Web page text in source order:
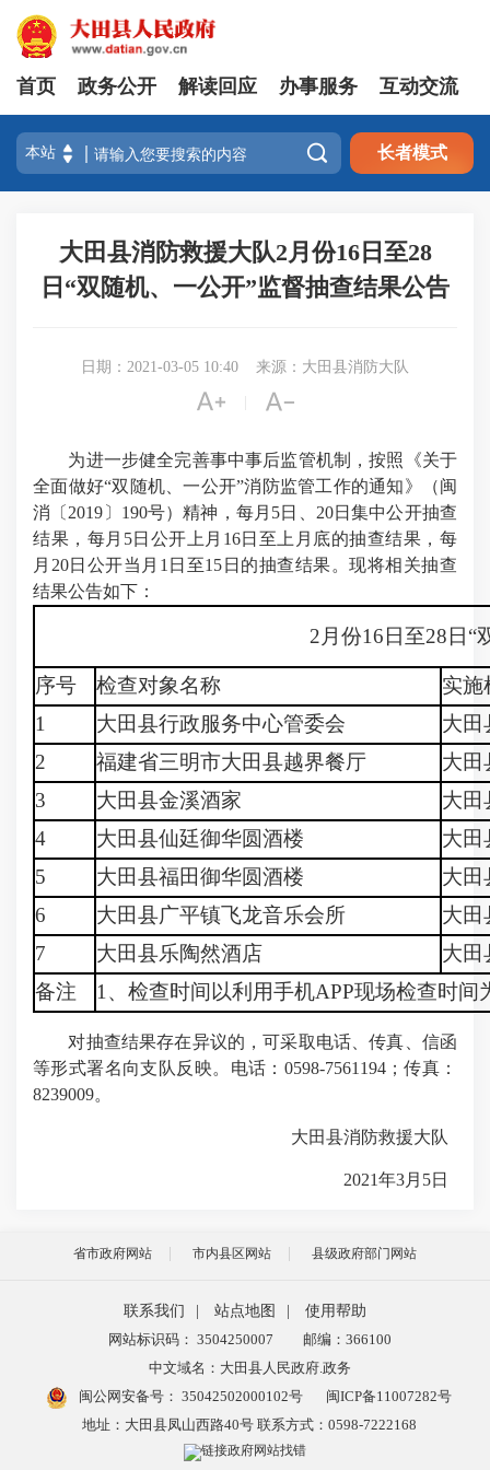
首页 政务公开 解读回应 办事服务 互动交流
 长者模式
大田县消防救援大队2月份16日至28
日“双随机、一公开”监督抽查结果公告
日期：2021-03-05 10:40 来源：大田县消防大队
 
为进一步健全完善事中事后监管机制，按照《关于
全面做好“双随机、一公开”消防监管工作的通知》（闽
消〔2019〕190号）精神，每月5日、20日集中公开抽查
结果，每月5日公开上月16日至上月底的抽查结果，每
月20日公开当月1日至15日的抽查结果。现将相关抽查
结果公告如下：
2月份16日至28日“
序号 检查对象名称
实施
1
大田县行政服务中心管委会
大田
2
福建省三明市大田县越界餐厅
大田
3
大田县金溪酒家
大田
4
大田县仙廷御华圆酒楼
大田
5
大田县福田御华圆酒楼
大田
6
大田县广平镇飞龙音乐会所
大田
7
大田县乐陶然酒店
大田
备注
1、检查时间以利用手机APP现场检查时
对抽查结果存在异议的，可采取电话、传真、信函
等形式署名向支队反映。电话：0598-7561194；传真：
8239009。
大田县消防救援大队
2021年3月5日
省市政府网站 市内县区网站 县级政府部门网站
联系我们 站点地图
使用帮助
网站标识码： 3504250007
邮编：366100
中文域名：大田县人民政府.政务
闽公网安备号： 35042502000102号
闽ICP备11007282号
地址：大田县凤山西路40号 联系方式：0598-7222168